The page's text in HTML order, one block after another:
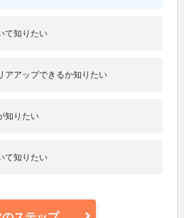
て知りたい
アアップできるか知りたい
知りたい
て知りたい